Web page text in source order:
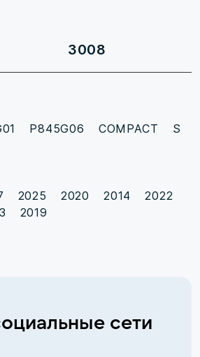
3008
P845G06 COMPACT S
2025 2020 2014
2022
2019
сети